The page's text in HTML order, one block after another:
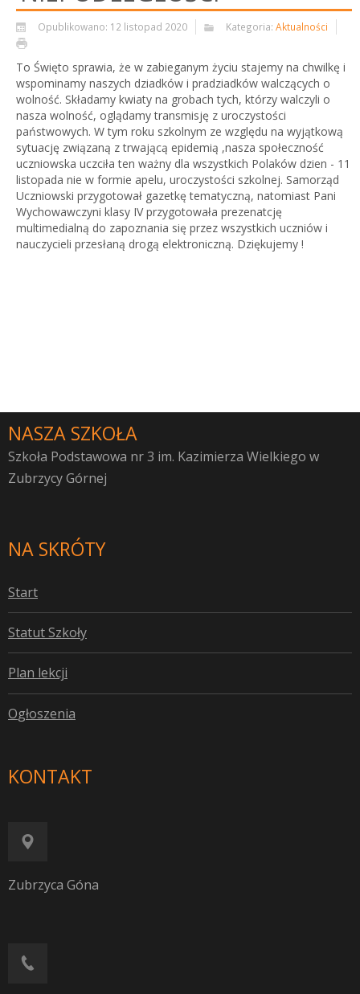
Opublikowano: 12 listopad 2020 Kategoria: Aktualności
To Święto sprawia, że w zabieganym życiu stajemy na chwilkę i
wspominamy naszych dziadków i pradziadków walczących o
wolność. Składamy kwiaty na grobach tych, którzy walczyli o
nasza wolność, oglądamy transmisję z uroczystości
państwowych. W tym roku szkolnym ze względu na wyjątkową
sytuację związaną z trwającą epidemią ,nasza społeczność
uczniowska uczciła ten ważny dla wszystkich Polaków dzien - 11
listopada nie w formie apelu, uroczystości szkolnej. Samorząd
Uczniowski przygotował gazetkę tematyczną, natomiast Pani
Wychowawczyni klasy IV przygotowała prezenatcję
multimedialną do zapoznania się przez wszystkich uczniów i
nauczycieli przesłaną drogą elektroniczną. Dziękujemy !
NASZA SZKOŁA
Szkoła Podstawowa nr 3 im. Kazimierza Wielkiego w
Zubrzycy Górnej
NA SKRÓTY
Start
Statut Szkoły
Plan lekcji
Ogłoszenia
KONTAKT
Zubrzyca Góna